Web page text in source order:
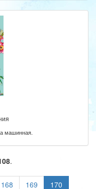
машинная.
.
168 169
170